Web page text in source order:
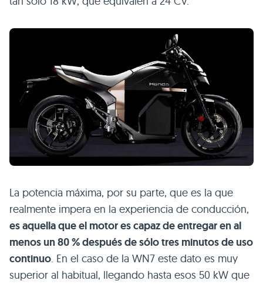
La potencia máxima, por su parte, que es la que
realmente impera en la experiencia de conducción,
es aquella que el motor es capaz de entregar en al
menos un 80 % después de sólo tres minutos de uso
continuo. En el caso de la WN7 este dato es muy
superior al habitual, llegando hasta esos 50 kW que